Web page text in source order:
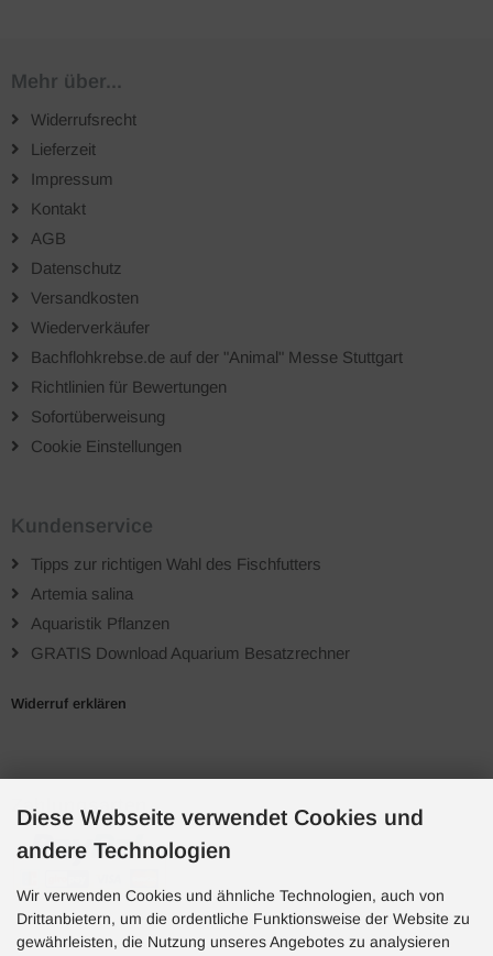
Mehr über...
Widerrufsrecht
Lieferzeit
Impressum
Kontakt
AGB
Datenschutz
Versandkosten
Wiederverkäufer
Bachflohkrebse.de auf der "Animal" Messe Stuttgart
Richtlinien für Bewertungen
Sofortüberweisung
Cookie Einstellungen
Kundenservice
Tipps zur richtigen Wahl des Fischfutters
Artemia salina
Aquaristik Pflanzen
GRATIS Download Aquarium Besatzrechner
Widerruf erklären
Zahlungsarten
Diese Webseite verwendet Cookies und
andere Technologien
Wir verwenden Cookies und ähnliche Technologien, auch von
Drittanbietern, um die ordentliche Funktionsweise der Website zu
gewährleisten, die Nutzung unseres Angebotes zu analysieren